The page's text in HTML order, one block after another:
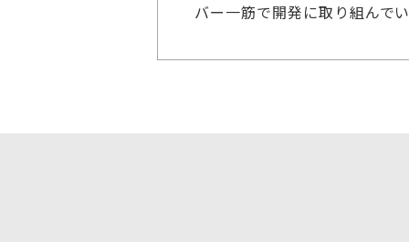
バー一筋で開発に取り組んで